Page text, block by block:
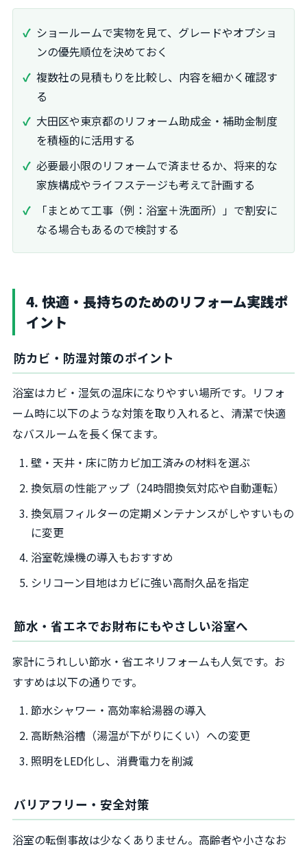
ショールームで実物を見て、グレードやオプショ
ンの優先順位を決めておく
複数社の見積もりを比較し、内容を細かく確認す
る
大田区や東京都のリフォーム助成金・補助金制度
を積極的に活用する
必要最小限のリフォームで済ませるか、将来的な
家族構成やライフステージも考えて計画する
「まとめて工事（例：浴室＋洗面所）」で割安に
なる場合もあるので検討する
4. 快適・長持ちのためのリフォーム実践ポ
イント
防カビ・防湿対策のポイント
浴室はカビ・湿気の温床になりやすい場所です。リフォ
ーム時に以下のような対策を取り入れると、清潔で快適
なバスルームを長く保てます。
壁・天井・床に防カビ加工済みの材料を選ぶ
換気扇の性能アップ（24時間換気対応や自動運転）
換気扇フィルターの定期メンテナンスがしやすいもの
に変更
浴室乾燥機の導入もおすすめ
シリコーン目地はカビに強い高耐久品を指定
節水・省エネでお財布にもやさしい浴室へ
家計にうれしい節水・省エネリフォームも人気です。お
すすめは以下の通りです。
節水シャワー・高効率給湯器の導入
高断熱浴槽（湯温が下がりにくい）への変更
照明をLED化し、消費電力を削減
バリアフリー・安全対策
浴室の転倒事故は少なくありません。高齢者や小さなお